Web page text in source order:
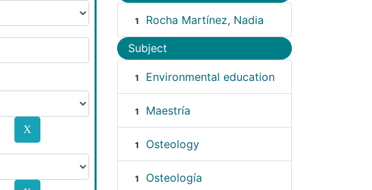
1 Rocha Martínez, Nadia
Subject
1 Environmental education
1 Maestría
1 Osteology
1 Osteología